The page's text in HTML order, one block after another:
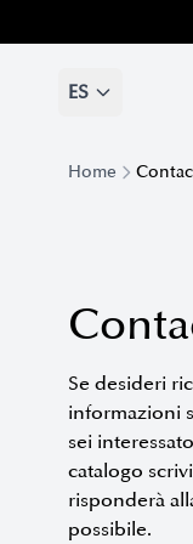
ES
ES
Home
Se desideri
informazioni
sei
catalogo
risponderà
possibile.